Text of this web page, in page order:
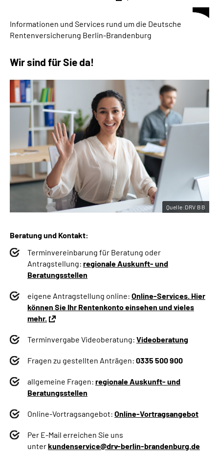
Informationen und Services rund um die Deutsche
Rentenversicherung Berlin-Brandenburg
Wir sind für Sie da!
Beratung und Kontakt:
Terminvereinbarung für Beratung oder
Antragstellung: regionale Auskunft- und
Beratungsstellen
eigene Antragstellung online: Online-Services. Hier
können Sie Ihr Rentenkonto einsehen und vieles
mehr.
Terminvergabe Videoberatung: Videoberatung
Fragen zu gestellten Anträgen: 0335 500 900
allgemeine Fragen: regionale Auskunft- und
Beratungsstellen
Online-Vortragsangebot: Online-Vortragsangebot
Per E-Mail erreichen Sie uns
unterkundenservice@drv-berlin-brandenburg.de
Quelle:DRV BB